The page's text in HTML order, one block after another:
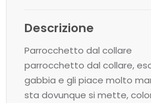
Descrizione
Parrocchetto dal collare
parrocchetto dal collare,
gabbia e gli piace molto
sta dovunque si mette,